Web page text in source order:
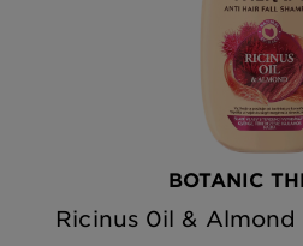
BOTANIC
Ricinus 0il &